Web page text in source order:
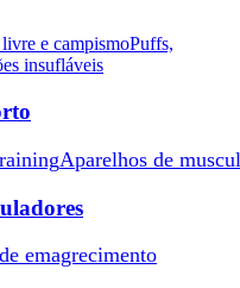
e campismoPuffs,
insufláveis
Aparelhos de
emagrecimento